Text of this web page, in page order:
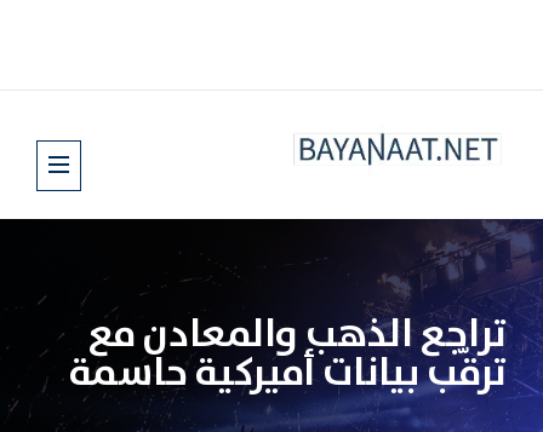
تراجع الذهب والمعادن مع
ترقّب بيانات أميركية حاسمة